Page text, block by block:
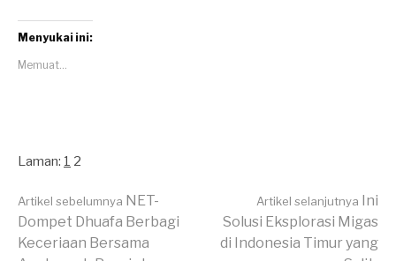
Menyukai ini:
Memuat...
Laman: 1 2
Lanjut
Artikel sebelumnya NET-
Dompet Dhuafa Berbagi
Keceriaan Bersama
Artikel selanjutnya
Ini
Solusi Eksplorasi Migas
di Indonesia Timur yang